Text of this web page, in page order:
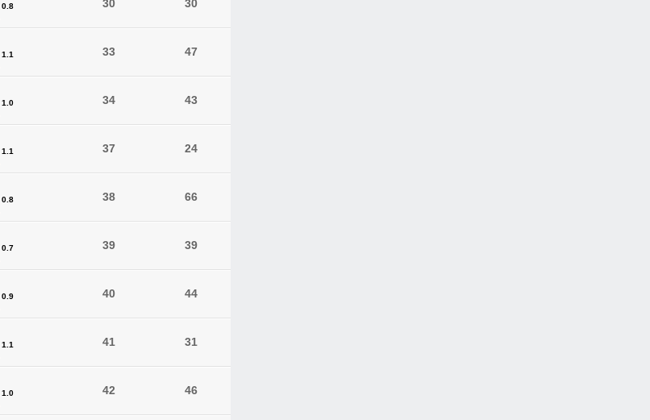
0.8
30 30
1.1
33 47
1.0
34 43
1.1
37 24
0.8
38 66
0.7
39 39
0.9
40 44
1.1
41 31
1.0
42 46